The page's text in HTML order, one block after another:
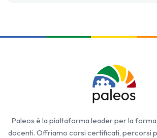
Paleos è la piattaforma leader per la
docenti. Offriamo corsi certificati, percorsi